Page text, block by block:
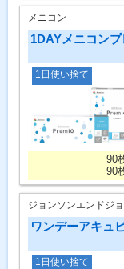
メニコン
1DAYメニコン
1日使い捨て
90
90
ジョンソンエンドジ
ワンデーアキュ
1日使い捨て